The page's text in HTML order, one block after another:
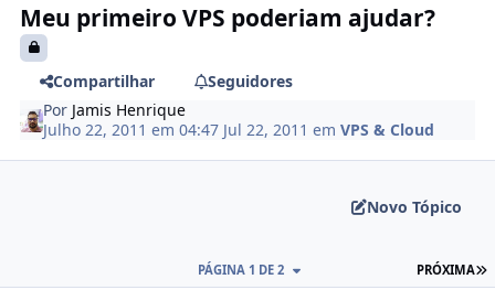
Meu primeiro VPS poderiam ajudar?
Compartilhar
Seguidores
Por Jamis Henrique
Julho 22, 2011 em 04:47 Jul 22, 2011 emVPS & Cloud
Novo Tópico
PRÓXIMA
PÁGINA 1 DE 2